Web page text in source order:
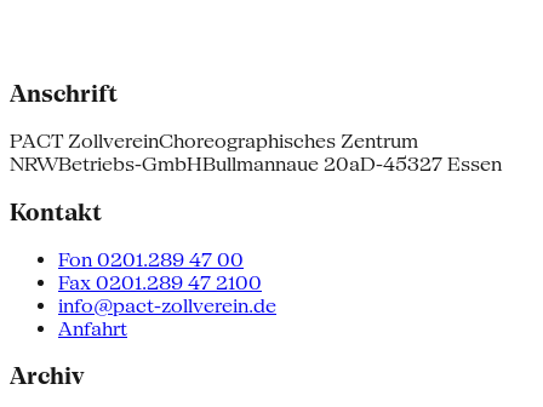
Anschrift
PACT ZollvereinChoreographisches Zentrum
NRWBetriebs-GmbHBullmannaue 20aD-45327 Essen
Kontakt
Fon 0201.289 47 00
Fax 0201.289 47 2100
info@pact-zollverein.de
Anfahrt
Archiv